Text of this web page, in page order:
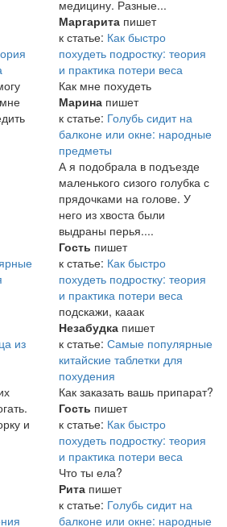
медицину. Разные...
Маргарита пишет
к статье: Как быстро
похудеть подростку: теория
и практика потери веса
Как мне похудеть
Марина пишет
к статье: Голубь сидит на
балконе или окне: народные
предметы
А я подобрала в подъезде
маленького сизого голубка с
прядочками на голове. У
него из хвоста были
выдраны перья....
Гость пишет
к статье: Как быстро
похудеть подростку: теория
и практика потери веса
подскажи, кааак
из
и
Незабудка пишет
к статье: Самые популярные
китайские таблетки для
похудения
Как заказать вашь припарат?
Гость пишет
к статье: Как быстро
похудеть подростку: теория
и практика потери веса
Что ты ела?
Рита пишет
к статье: Голубь сидит на
балконе или окне: народные